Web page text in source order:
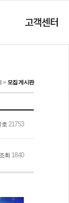
고객센터
모집 게시판
호21753
회 1840